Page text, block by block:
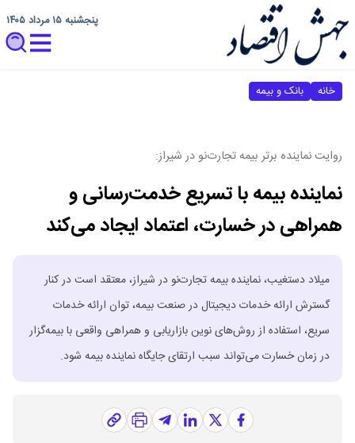
پنجشنبه ۱۵ مرداد ۱۴۰۵
خانه بانک و بیمه
روایت نماینده برتر بیمه تجارت‌نو در شیراز:
نماینده بیمه با تسریع خدمت‌رسانی و
همراهی در خسارت، اعتماد ایجاد می‌کند
میلاد دستغیب، نماینده بیمه تجارت‌نو در شیراز، معتقد است در کنار
گسترش ارائه خدمات دیجیتال در صنعت بیمه، توان ارائه خدمات
سریع، استفاده از روش‌های نوین بازاریابی و همراهی واقعی با بیمه‌گزار
در زمان خسارت می‌تواند سبب ارتقای جایگاه نماینده بیمه شود.